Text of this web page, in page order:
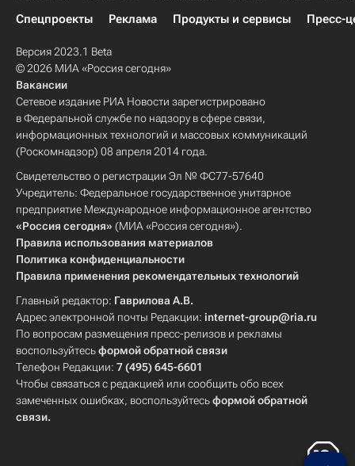
Спецпроекты
Реклама Продукты и сервисы Пресс-
Версия 2023.1 Beta
© 2026 МИА «Россия сегодня»
Вакансии
Сетевое издание РИА Новости зарегистрировано
в Федеральной службе по надзору в сфере связи,
информационных технологий и массовых коммуникаций
(Роскомнадзор) 08 апреля 2014 года.
Свидетельство о регистрации Эл № ФС77-57640
Учредитель: Федеральное государственное унитарное
предприятие Международное информационное агентство
«Россия сегодня» (МИА «Россия сегодня»).
Правила использования материалов
Политика конфиденциальности
Правила применения рекомендательных технологий
Главный редактор: Гаврилова А.В.
Адрес электронной почты Редакции: internet-group@ria.ru
По вопросам размещения пресс-релизов и рекламы
воспользуйтесьформой обратной связи
Телефон Редакции: 7 (495) 645-6601
Чтобы связаться с редакцией или сообщить обо всех
замеченных ошибках, воспользуйтесьформой обратной
связи.